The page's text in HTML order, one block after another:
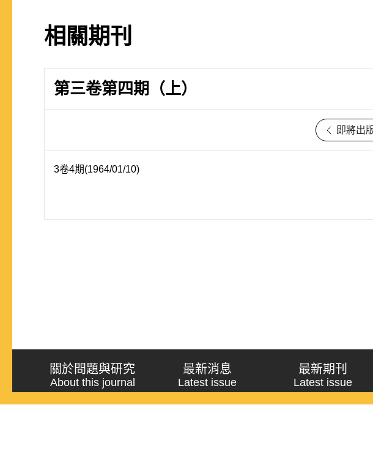
相關期刊
第三卷第四期（上）
即將出
3卷4期(1964/01/10)
關於問題與研究
About this journal
最新消息
Latest issue
最新期刊
Latest issue